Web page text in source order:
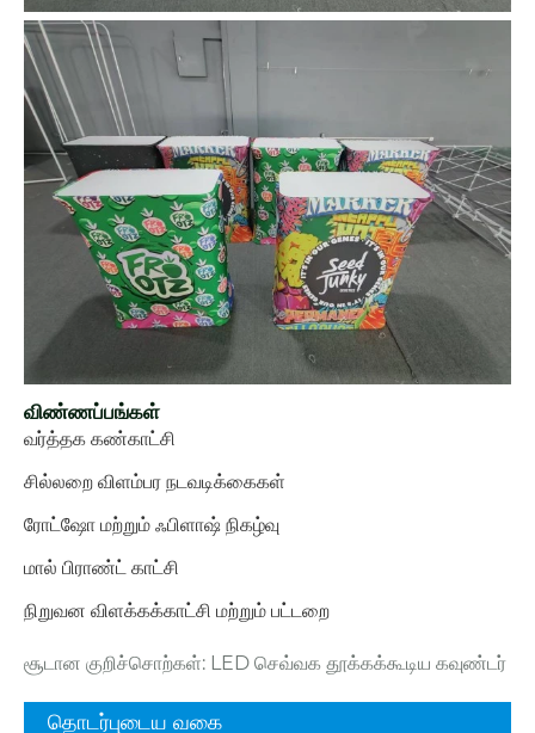
விண்ணப்பங்கள்
வர்த்தக கண்காட்சி
சில்லறை விளம்பர நடவடிக்கைகள்
ரோட்ஷோ மற்றும் ஃபிளாஷ் நிகழ்வு
மால் பிராண்ட் காட்சி
நிறுவன விளக்கக்காட்சி மற்றும் பட்டறை
சூடான குறிச்சொற்கள்: LED செவ்வக தூக்கக்கூடிய கவுண்டர்
தொடர்புடைய வகை